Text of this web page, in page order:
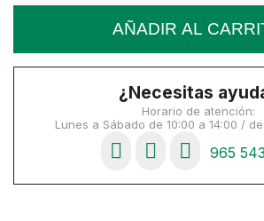
AÑADIR AL
¿Necesitas
Horario de atención:
Lunes a Sábado de 10:00 a 14:00 /
965